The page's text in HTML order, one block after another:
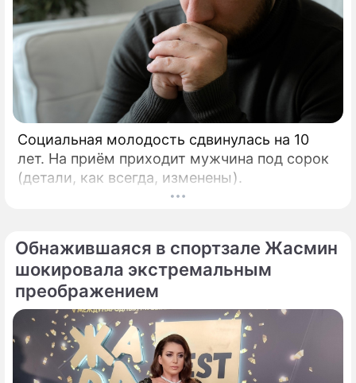
Социальная молодость сдвинулась на 10
лет. На приём приходит мужчина под сорок
(детали, как всегда, изменены).
Обнажившаяся в спортзале Жасмин
шокировала экстремальным
преображением